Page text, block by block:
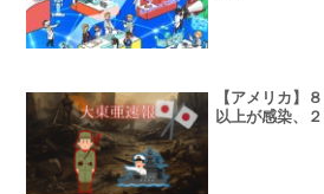
【アメリカ】
以上が感染、